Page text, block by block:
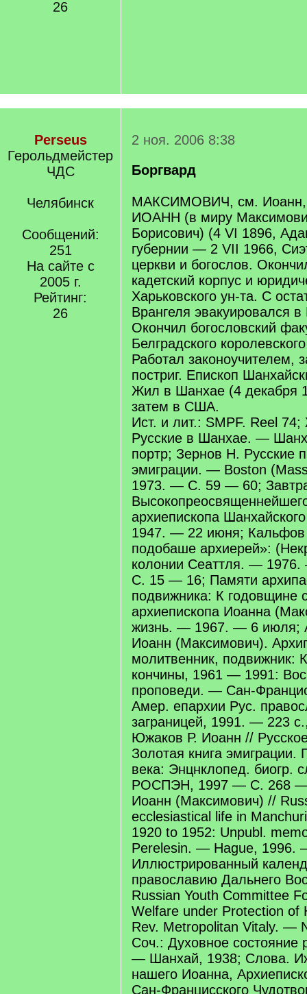
26
Perseus
Герольдмейстер
ЧДС
Челябинск
Сообщений:
251
На сайте с
2005 г.
Рейтинг:
26
2 ноя. 2006 8:38
Боргвард
МАКСИМОВИЧ, см. Иоанн,
ИОАНН (в миру
Борисович) (4 VI 1896,
губернии — 2 VII 1966,
церкви и богослов.
кадетский корпус и
Харьковского ун-та. С
Врангеля эвакуировался
Окончил богословский
Белградского
Работал законоучителем,
постриг. Епископ
Жил в Шанхае (4 декабря
затем в США.
Ист. и лит.: SMPF. Reel
Русские в Шанхае. —
портр; Зернов Н. Русские
эмиграции. — Boston
1973. — С. 59 — 60;
архиепископа
1947. — 22 июня; Кальфов
подобаше архиерей»:
колонии Сеаттля. —
С. 15 — 16; Памяти
подвижника: К годовщине
архиепископа Иоанна
жизнь. — 1967. — 6 июля;
Иоанн (Максимович).
молитвенник, подвижник:
кончины, 1961 — 1991:
проповеди. — Сан-
Амер. епархии Рус.
заграницей, 1991. — 223
Южаков Р. Иоанн //
Золотая книга эмиграции.
века: Энцнклопед. биогр.
РОСПЭН, 1997 — С. 268 —
Иоанн (Максимович) //
ecclesiastical life in
1920 to 1952: Unpubl.
Perelesin. — Hague, 1996.
Иллюстрированный
православию Дальнего
Russian Youth Committee
Welfare under Protection of
Rev. Metropolitan Vitaly. —
Соч.: Духовное состояние
— Шанхай, 1938; Слова.
нашего Иоанна,
Сан-Францисского